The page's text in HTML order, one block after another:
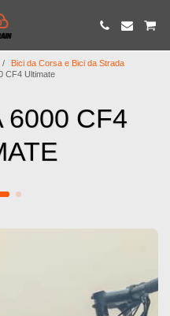
Bici da Corsa e Bici da Strada
CF4 Ultimate
6000 CF4